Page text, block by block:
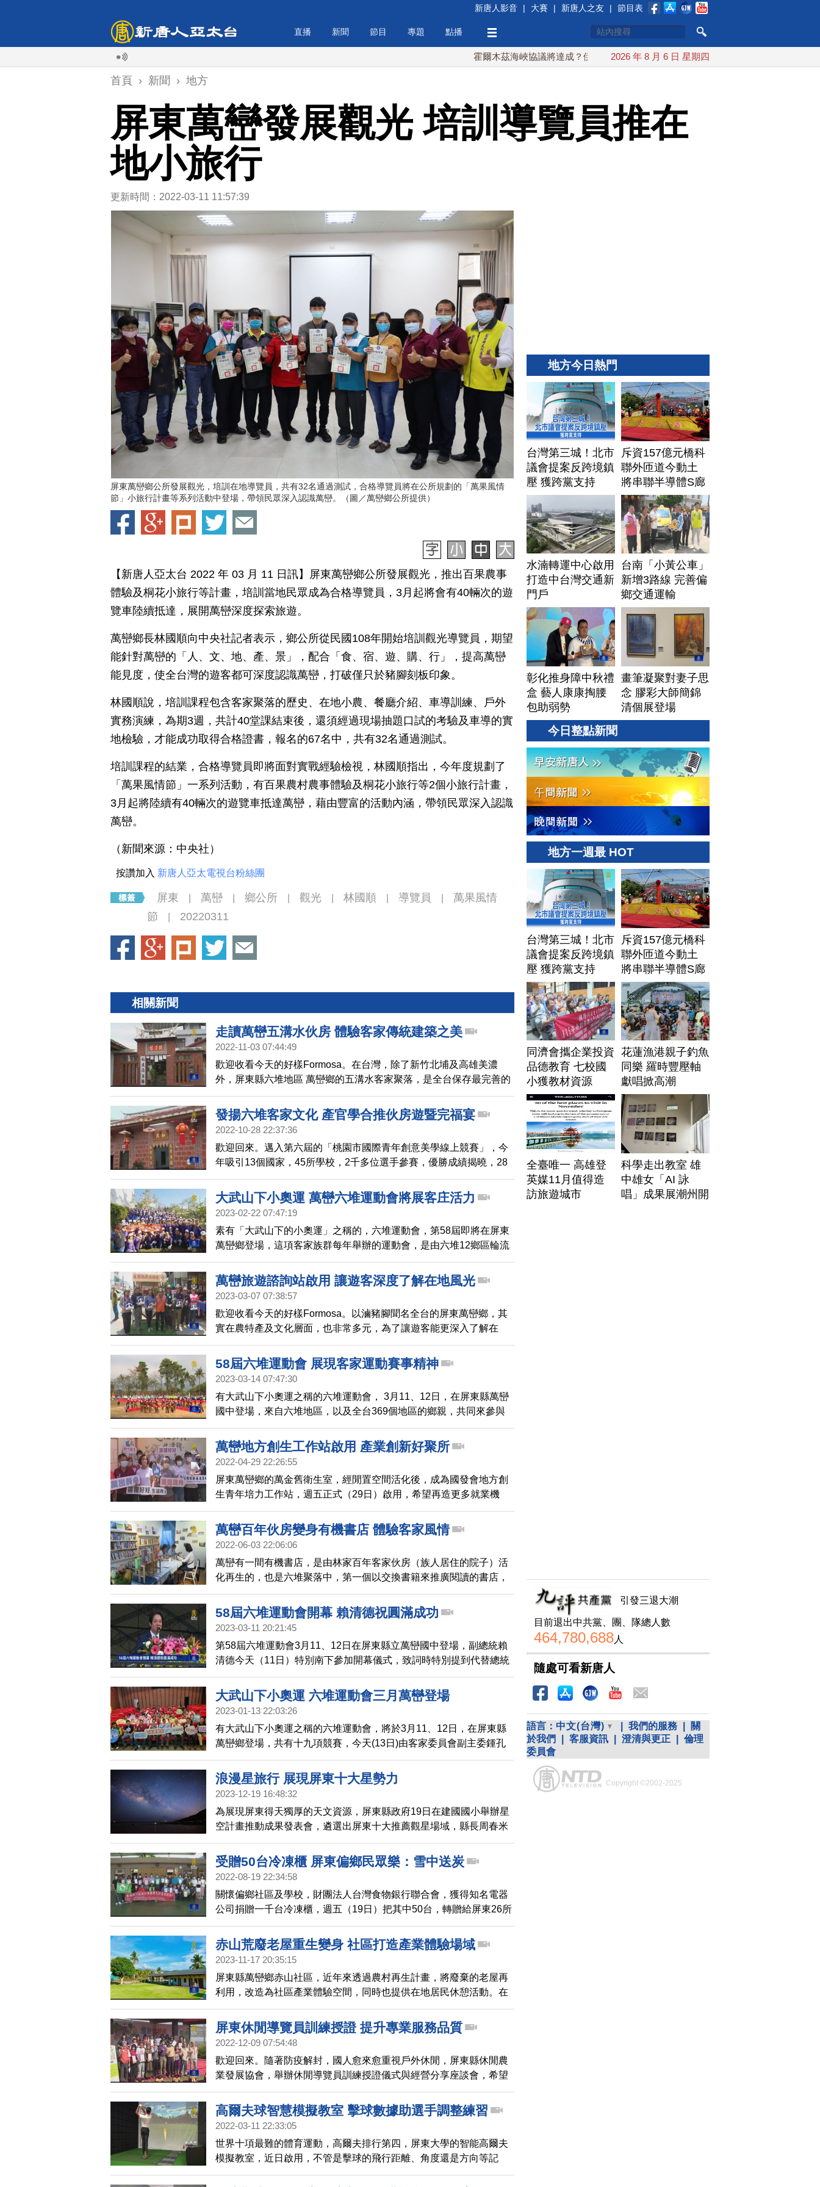
新唐人影音 | 大賽 | 新唐人之友 | 節目表
直播 新聞 節目 專題 點播
霍爾木茲海峽協議將達成？伊朗傳不收通行費 配合漢光 總統賴清德親登雲豹前進圓山指揮
2026 年 8 月 6 日 星期四
首頁 › 新聞 › 地方
屏東萬巒發展觀光 培訓導覽員推在
地小旅行
更新時間：2022-03-11 11:57:39
屏東萬巒鄉公所發展觀光，培訓在地導覽員，共有32名通過測試，合格導覽員將在公所規劃的「萬果風情
節」小旅行計畫等系列活動中登場，帶領民眾深入認識萬巒。（圖／萬巒鄉公所提供）
【新唐人亞太台 2022 年 03 月 11 日訊】屏東萬巒鄉公所發展觀光，推出百果農事
體驗及桐花小旅行等計畫，培訓當地民眾成為合格導覽員，3月起將會有40輛次的遊
覽車陸續抵達，展開萬巒深度探索旅遊。
萬巒鄉長林國順向中央社記者表示，鄉公所從民國108年開始培訓觀光導覽員，期望
能針對萬巒的「人、文、地、產、景」，配合「食、宿、遊、購、行」，提高萬巒
能見度，使全台灣的遊客都可深度認識萬巒，打破僅只於豬腳刻板印象。
林國順說，培訓課程包含客家聚落的歷史、在地小農、餐廳介紹、車導訓練、戶外
實務演練，為期3週，共計40堂課結束後，還須經過現場抽題口試的考驗及車導的實
地檢驗，才能成功取得合格證書，報名的67名中，共有32名通過測試。
培訓課程的結業，合格導覽員即將面對實戰經驗檢視，林國順指出，今年度規劃了
「萬果風情節」一系列活動，有百果農村農事體驗及桐花小旅行等2個小旅行計畫，
3月起將陸續有40輛次的遊覽車抵達萬巒，藉由豐富的活動內涵，帶領民眾深入認識
萬巒。
（新聞來源：中央社）
按讚加入 新唐人亞太電視台粉絲團
屏東 萬巒 鄉公所 觀光 林國順 導覽員
萬果風情
節
20220311
相關新聞
走讀萬巒五溝水伙房 體驗客家傳統建築之美
2022-11-03 07:44:49
歡迎收看今天的好樣Formosa。在台灣，除了新竹北埔及高雄美濃
外，屏東縣六堆地區 萬巒鄉的五溝水客家聚落，是全台保存最完善的
客家聚落之一，同時也是全台灣第一個通過登錄保存的客庄聚落，多
座有百年歷史的特色建築，透過鏡頭一塊欣賞賞。
發揚六堆客家文化 產官學合推伙房遊暨完福宴
2022-10-28 22:37:36
歡迎回來。邁入第六屆的「桃園市國際青年創意美學線上競賽」，今
年吸引13個國家，45所學校，2千多位選手參賽，優勝成績揭曉，28
日舉行頒獎典禮，現場產、學界人士、評審及受獎選手數百人出席，
場面熱絡。
大武山下小奧運 萬巒六堆運動會將展客庄活力
2023-02-22 07:47:19
素有「大武山下的小奧運」之稱的，六堆運動會，第58屆即將在屏東
萬巒鄉登場，這項客家族群每年舉辦的運動會，是由六堆12鄉區輪流
辦理，今年定在3月11日的那個週末，預計會有近2千人參與，希望藉
由運動賽事凝聚客家子弟。
萬巒旅遊諮詢站啟用 讓遊客深度了解在地風光
2023-03-07 07:38:57
歡迎收看今天的好樣Formosa。以滷豬腳聞名全台的屏東萬巒鄉，其
實在農特產及文化層面，也非常多元，為了讓遊客能更深入了解在
地，萬巒鄉公所在豬腳街正式啟用「旅遊諮詢處」。
58屆六堆運動會 展現客家運動賽事精神
2023-03-14 07:47:30
有大武山下小奧運之稱的六堆運動會， 3月11、12日，在屏東縣萬巒
國中登場，來自六堆地區，以及全台369個地區的鄉親，共同來參與
賽事。除了一般的球類、田徑及拔河等賽事之外，還有攀岩、幼兒滑
步車和客庄遊戰等19項競賽，展現客家文化運動賽事的活力。
萬巒地方創生工作站啟用 產業創新好聚所
2022-04-29 22:26:55
屏東萬巒鄉的萬金舊衛生室，經閒置空間活化後，成為國發會地方創
生青年培力工作站，週五正式（29日）啟用，希望再造更多就業機
會，讓返鄉青年有個共同交流的好聚所。
萬巒百年伙房變身有機書店 體驗客家風情
2022-06-03 22:06:06
萬巒有一間有機書店，是由林家百年客家伙房（族人居住的院子）活
化再生的，也是六堆聚落中，第一個以交換書籍來推廣閱讀的書店，
店長是萬巒當地的客家子弟羅秀玲，希望書店能讓更多人認識客家文
化之美。
58屆六堆運動會開幕 賴清德祝圓滿成功
2023-03-11 20:21:45
第58屆六堆運動會3月11、12日在屏東縣立萬巒國中登場，副總統賴
清德今天（11日）特別南下參加開幕儀式，致詞時特別提到代替總統
蔡英文，祝福運動會圓滿成功。
大武山下小奧運 六堆運動會三月萬巒登場
2023-01-13 22:03:26
有大武山下小奧運之稱的六堆運動會，將於3月11、12日，在屏東縣
萬巒鄉登場，共有十九項競賽，今天(13日)由客家委員會副主委鍾孔
炤與六堆運動會執行長曾耀群等人，舉行六堆運動會的揭幕儀式，邀
請民眾到屏東萬巒共襄盛舉。
浪漫星旅行 展現屏東十大星勢力
2023-12-19 16:48:32
為展現屏東得天獨厚的天文資源，屏東縣政府19日在建國國小舉辦星
空計畫推動成果發表會，遴選出屏東十大推薦觀星場域，縣長周春米
頒發給十大社區感謝狀，並感受累積拍攝超過2萬張星空照片製作而成
的縮時影像，令人驚艷的星空影像搭配氣勢磅礡的配樂，讓縣長周春
米直呼：「屏東星勢力正在展現！」
受贈50台冷凍櫃 屏東偏鄉民眾樂：雪中送炭
2022-08-19 22:34:58
關懷偏鄉社區及學校，財團法人台灣食物銀行聯合會，獲得知名電器
公司捐贈一千台冷凍櫃，週五（19日）把其中50台，轉贈給屏東26所
學校及21個關懷社區據點。
赤山荒廢老屋重生變身 社區打造產業體驗場域
2023-11-17 20:35:15
屏東縣萬巒鄉赤山社區，近年來透過農村再生計畫，將廢棄的老屋再
利用，改造為社區產業體驗空間，同時也提供在地居民休憩活動。在
用心經營下，獲得不少獎項。他們如何做到？透過鏡頭一起來看看。
屏東休閒導覽員訓練授證 提升專業服務品質
2022-12-09 07:54:48
歡迎回來。隨著防疫解封，國人愈來愈重視戶外休閒，屏東縣休閒農
業發展協會，舉辦休閒導覽員訓練授證儀式與經營分享座談會，希望
讓休閒農場的業者，能夠提升專業領域，更好的服務客人。
高爾夫球智慧模擬教室 擊球數據助選手調整練習
2022-03-11 22:33:05
世界十項最難的體育運動，高爾夫排行第四，屏東大學的智能高爾夫
模擬教室，近日啟用，不管是擊球的飛行距離、角度還是方向等記
錄，都可以在教室螢幕上一目了然，提供選手調整動作的依據。
地方今日熱門
台灣第三城！北市
議會提案反跨境鎮
壓 獲跨黨支持
斥資157億元橋科
聯外匝道今動土
將串聯半導體S廊
帶
水湳轉運中心啟用
打造中台灣交通新
門戶
台南「小黃公車」
新增3路線 完善偏
鄉交通運輸
彰化推身障中秋禮
盒 藝人康康掏腰
包助弱勢
畫筆凝聚對妻子思
念 膠彩大師簡錦
清個展登場
今日整點新聞
地方一週最 HOT
台灣第三城！北市
議會提案反跨境鎮
壓 獲跨黨支持
斥資157億元橋科
聯外匝道今動土
將串聯半導體S廊
帶
同濟會攜企業投資
品德教育 七校國
小獲教材資源
花蓮漁港親子釣魚
同樂 羅時豐壓軸
獻唱掀高潮
全臺唯一 高雄登
英媒11月值得造
訪旅遊城市
科學走出教室 雄
中雄女「AI 詠
唱」成果展潮州開
引發三退大潮
目前退出中共黨、團、隊總人數
464,780,688人
隨處可看新唐人
語言： 中文(台灣) 我們的服務
關
於我們
客服資訊 澄清與更正
倫理
委員會
Copyright ©2002-2025